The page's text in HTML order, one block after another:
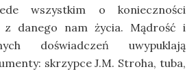
wszystkim o konieczności
z danego nam życia. Mądrość i
doświadczeń uwypuklają
skrzypce J.M. Stroha, tuba,